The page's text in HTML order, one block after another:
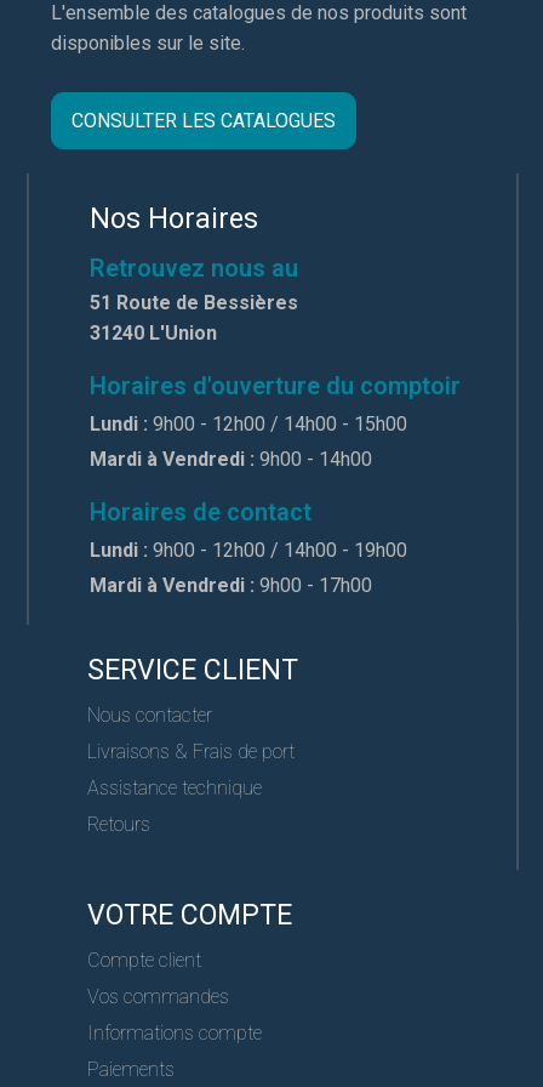
L'ensemble des catalogues de nos produits sont
disponibles sur le site.
CONSULTER LES CATALOGUES
Nos Horaires
Retrouvez nous au
51 Route de Bessières
31240 L'Union
Horaires d'ouverture du comptoir
Lundi : 9h00 - 12h00 / 14h00 - 15h00
Mardi à Vendredi : 9h00 - 14h00
Horaires de contact
Lundi : 9h00 - 12h00 / 14h00 - 19h00
Mardi à Vendredi : 9h00 - 17h00
SERVICE CLIENT
Nous contacter
Livraisons & Frais de port
Assistance technique
Retours
VOTRE COMPTE
Compte client
Vos commandes
Informations compte
Paiements